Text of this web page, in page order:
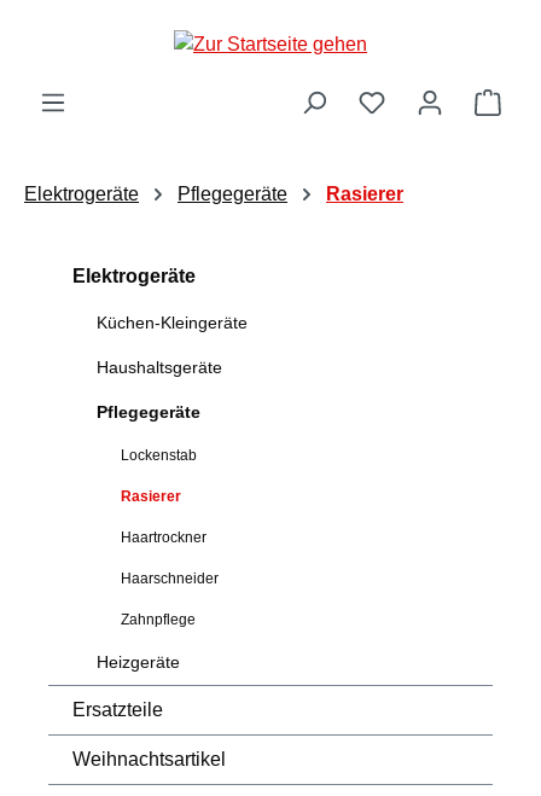
Zum Hauptinhalt springen
Elektrogeräte Pflegegeräte Rasierer
Elektrogeräte
Küchen-Kleingeräte
Haushaltsgeräte
Pflegegeräte
Lockenstab
Rasierer
Haartrockner
Haarschneider
Zahnpflege
Heizgeräte
Ersatzteile
Weihnachtsartikel